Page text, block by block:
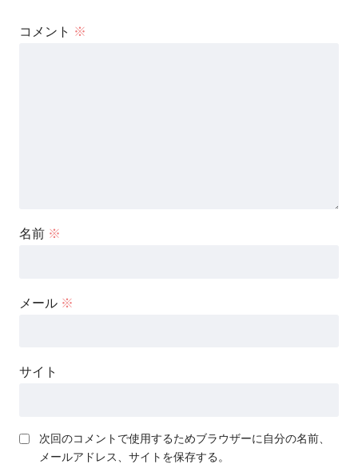
コメント ※
名前 ※
メール ※
サイト
次回のコメントで使用するためブラウザーに自分の名前、
メールアドレス、サイトを保存する。